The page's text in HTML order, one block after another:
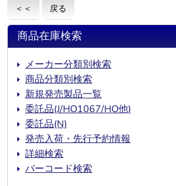
＜＜ 戻る
商品在庫検索
メーカー分類別検索
商品分類別検索
新規発売製品一覧
委託品(J/HO1067/HO他)
委託品(N)
発売入荷・先行予約情報
詳細検索
バーコード検索